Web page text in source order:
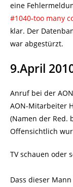
eine
#1040-too many
klar. Der
war abgestürzt.
9.April
Anruf bei der
AON-Mitarbeiter
(Namen der Red.
Offensichtlich
TV schauen oder
Dass dieser